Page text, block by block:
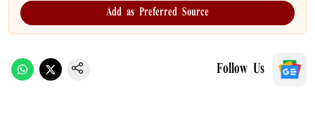
Add as Preferred Source
Follow Us